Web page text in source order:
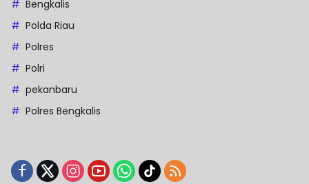
Bengkalis
Polda Riau
Polres
Polri
pekanbaru
Polres Bengkalis